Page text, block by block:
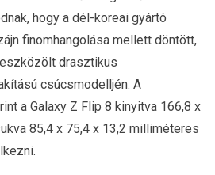
hogy a dél-koreai gyártó
finomhangolása mellett döntött,
drasztikus
csúcsmodelljén. A
a Galaxy Z Flip 8 kinyitva 166,8 x
85,4 x 75,4 x 13,2 milliméteres